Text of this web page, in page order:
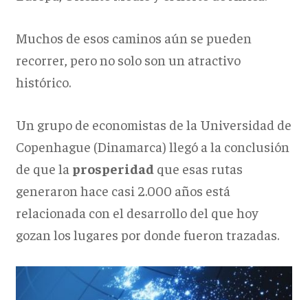
Muchos de esos caminos aún se pueden
recorrer, pero no solo son un atractivo
histórico.
Un grupo de economistas de la Universidad de
Copenhague (Dinamarca) llegó a la conclusión
de que la prosperidad que esas rutas
generaron hace casi 2.000 años está
relacionada con el desarrollo del que hoy
gozan los lugares por donde fueron trazadas.